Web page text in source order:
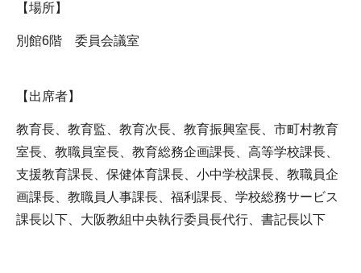
【場所】
別館6階 委員会議室
【出席者】
教育長、教育監、教育次長、教育振興室長、市町村教育
室長、教職員室長、教育総務企画課長、高等学校課長、
支援教育課長、保健体育課長、小中学校課長、教職員企
画課長、教職員人事課長、福利課長、学校総務サービス
課長以下、大阪教組中央執行委員長代行、書記長以下